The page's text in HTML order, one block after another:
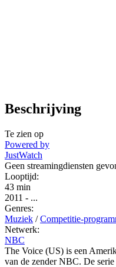
Beschrijving
Te zien op
Powered by
JustWatch
Geen streamingdiensten
Looptijd:
43 min
2011 - ...
Genres:
Muziek / Competitie-
Netwerk:
NBC
The Voice (US) is een
van de zender NBC. De